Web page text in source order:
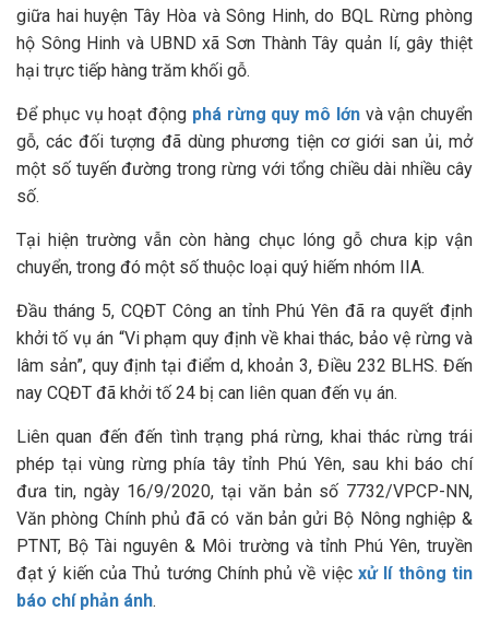
giữa hai huyện Tây Hòa và Sông Hinh, do BQL Rừng phòng
hộ Sông Hinh và UBND xã Sơn Thành Tây quản lí, gây thiệt
hại trực tiếp hàng trăm khối gỗ.
Để phục vụ hoạt động phá rừng quy mô lớnvà vận chuyển
gỗ, các đối tượng đã dùng phương tiện cơ giới san ủi, mở
một số tuyến đường trong rừng với tổng chiều dài nhiều cây
số.
Tại hiện trường vẫn còn hàng chục lóng gỗ chưa kịp vận
chuyển, trong đó một số thuộc loại quý hiếm nhóm IIA.
Đầu tháng 5, CQĐT Công an tỉnh Phú Yên đã ra quyết định
khởi tố vụ án “Vi phạm quy định về khai thác, bảo vệ rừng và
lâm sản”, quy định tại điểm d, khoản 3, Điều 232 BLHS. Đến
nay CQĐT đã khởi tố 24 bị can liên quan đến vụ án.
Liên quan đến đến tình trạng phá rừng, khai thác rừng trái
phép tại vùng rừng phía tây tỉnh Phú Yên, sau khi báo chí
đưa tin, ngày 16/9/2020, tại văn bản số 7732/VPCP-NN,
Văn phòng Chính phủ đã có văn bản gửi Bộ Nông nghiệp &
PTNT, Bộ Tài nguyên & Môi trường và tỉnh Phú Yên, truyền
đạt ý kiến của Thủ tướng Chính phủ về việcxử lí thông tin
báo chí phản ánh.